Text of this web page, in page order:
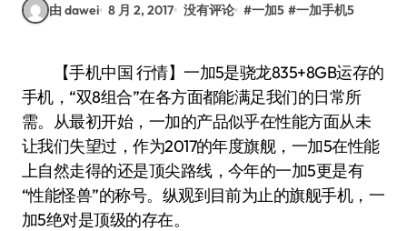
由 dawei 8 月 2, 2017 没有评论 #一加5 #一加手机5
【手机中国 行情】一加5是骁龙835+8GB运存的
手机，“双8组合”在各方面都能满足我们的日常所
需。从最初开始，一加的产品似乎在性能方面从未
让我们失望过，作为2017的年度旗舰，一加5在性能
上自然走得的还是顶尖路线，今年的一加5更是有
“性能怪兽”的称号。纵观到目前为止的旗舰手机，一
加5绝对是顶级的存在。